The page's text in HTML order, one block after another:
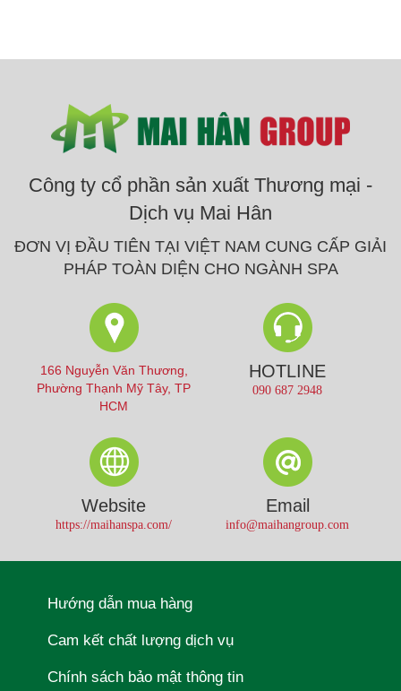
Công ty cổ phần sản xuất Thương mại -
Dịch vụ Mai Hân
ĐƠN VỊ ĐẦU TIÊN TẠI VIỆT NAM CUNG CẤP GIẢI
PHÁP TOÀN DIỆN CHO NGÀNH SPA
166 Nguyễn Văn Thương,
Phường Thạnh Mỹ Tây, TP
HCM
HOTLINE
090 687 2948
Website
https://maihanspa.com/
Email
info@maihangroup.com
Hướng dẫn mua hàng
Cam kết chất lượng dịch vụ
Chính sách bảo mật thông tin